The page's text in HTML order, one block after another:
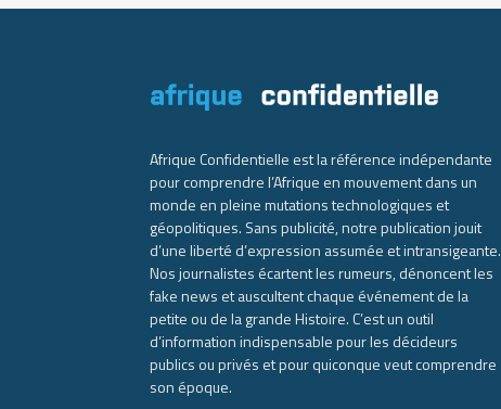
Afrique Confidentielle est la référence indépendante
pour comprendre l’Afrique en mouvement dans un
monde en pleine mutations technologiques et
géopolitiques. Sans publicité, notre publication jouit
d’une liberté d’expression assumée et intransigeante.
Nos journalistes écartent les rumeurs, dénoncent les
fake news et auscultent chaque événement de la
petite ou de la grande Histoire. C’est un outil
d’information indispensable pour les décideurs
publics ou privés et pour quiconque veut comprendre
son époque.